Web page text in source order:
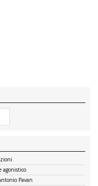
agonistico
Pavan